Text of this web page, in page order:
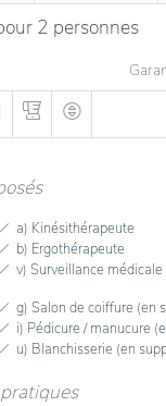
2 personnes
a) Kinésithérapeute
b) Ergothérapeute
v) Surveillance
g) Salon de coiffure (en
i) Pédicure / manucure
u) Blanchisserie (en